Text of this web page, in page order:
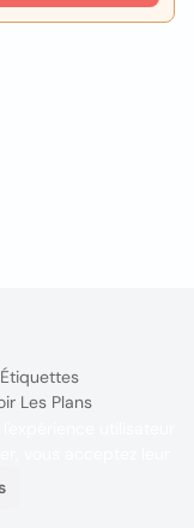
Étiquettes
Les Plans
vous acceptez leur